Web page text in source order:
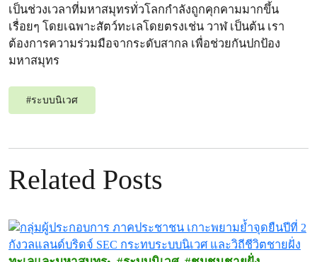
เป็นช่วงเวลาที่มหาสมุทรทั่วโลกกำลังถูกคุกคามมากขึ้น
เรื่อยๆ โดยเฉพาะสัตว์ทะเลโดยตรงเช่น วาฬ เป็นต้น เรา
ต้องการความร่วมมือจากระดับสากล เพื่อช่วยกันปกป้อง
มหาสมุทร
#ระบบนิเวศ
Related Posts